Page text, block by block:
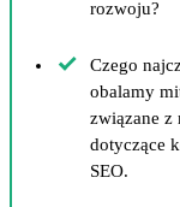
rozwoju?
Czego
obalamy
związane z
dotyczące
SEO.